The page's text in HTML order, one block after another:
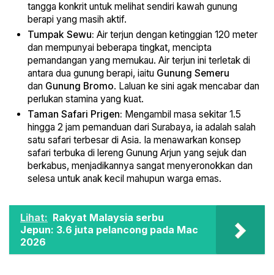
tangga konkrit untuk melihat sendiri kawah gunung
berapi yang masih aktif.
Tumpak Sewu: Air terjun dengan ketinggian 120 meter
dan mempunyai beberapa tingkat, mencipta
pemandangan yang memukau. Air terjun ini terletak di
antara dua gunung berapi, iaitu Gunung Semeru
dan Gunung Bromo. Laluan ke sini agak mencabar dan
perlukan stamina yang kuat.
Taman Safari Prigen: Mengambil masa sekitar 1.5
hingga 2 jam pemanduan dari Surabaya, ia adalah salah
satu safari terbesar di Asia. Ia menawarkan konsep
safari terbuka di lereng Gunung Arjun yang sejuk dan
berkabus, menjadikannya sangat menyeronokkan dan
selesa untuk anak kecil mahupun warga emas.
Lihat: Rakyat Malaysia serbu
Jepun: 3.6 juta pelancong pada Mac
2026